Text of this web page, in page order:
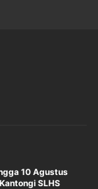
10 Agustus
SLHS